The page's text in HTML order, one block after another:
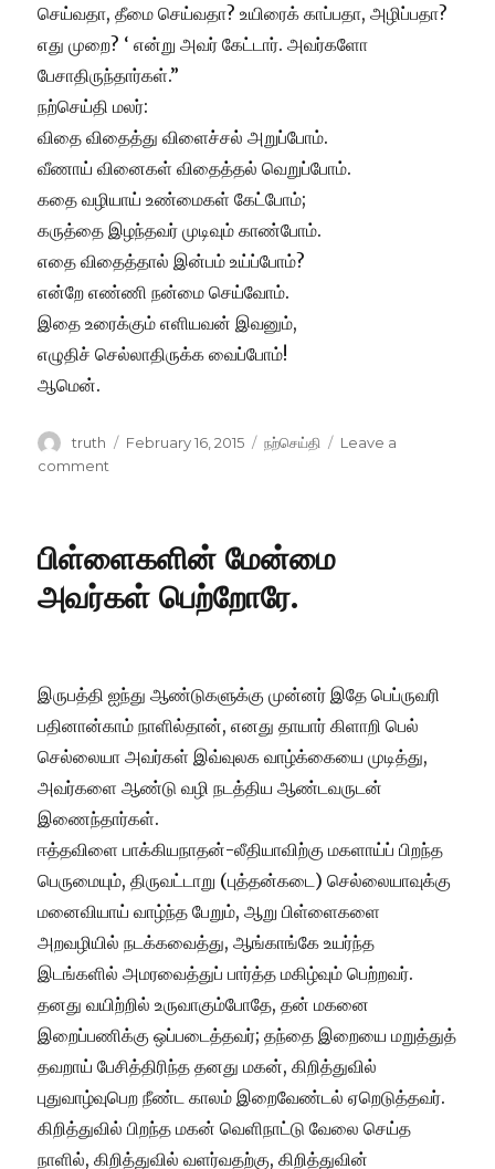
செய்வதா, தீமை செய்வதா? உயிரைக் காப்பதா, அழிப்பதா?
எது முறை? ‘ என்று அவர் கேட்டார். அவர்களோ
பேசாதிருந்தார்கள்.”
நற்செய்தி மலர்:
விதை விதைத்து விளைச்சல் அறுப்போம்.
வீணாய் வினைகள் விதைத்தல் வெறுப்போம்.
கதை வழியாய் உண்மைகள் கேட்போம்;
கருத்தை இழந்தவர் முடிவும் காண்போம்.
எதை விதைத்தால் இன்பம் உய்ப்போம்?
என்றே எண்ணி நன்மை செய்வோம்.
இதை உரைக்கும் எளியவன் இவனும்,
எழுதிச் செல்லாதிருக்க வைப்போம்!
ஆமென்.
Author
truth
Posted
February 16, 2015 Categories
நற்செய்தி
Leave a
comment
உய்ப்போம்?
பிள்ளைகளின் மேன்மை
அவர்கள் பெற்றோரே.
​இருபத்தி ஐந்து ஆண்டுகளுக்கு முன்னர் இதே பெப்ருவரி
பதினான்காம் நாளில்தான், எனது தாயார் கிளாறி பெல்
செல்லையா அவர்கள் இவ்வுலக வாழ்க்கையை முடித்து,
அவர்களை ஆண்டு வழி நடத்திய ஆண்டவருடன்
இணைந்தார்கள்.
ஈத்தவிளை பாக்கியநாதன்-லீதியாவிற்கு மகளாய்ப் பிறந்த
பெருமையும், திருவட்டாறு (புத்தன்கடை) செல்லையாவுக்கு
மனைவியாய் வாழ்ந்த பேறும், ஆறு பிள்ளைகளை
அறவழியில் நடக்கவைத்து, ஆங்காங்கே உயர்ந்த
இடங்களில் அமரவைத்துப் பார்த்த மகிழ்வும் பெற்றவர்.
தனது வயிற்றில் உருவாகும்போதே, தன் மகனை
இறைப்பணிக்கு ஒப்படைத்தவர்; தந்தை இறையை மறுத்துத்
தவறாய் பேசித்திரிந்த தனது மகன், கிறித்துவில்
புதுவாழ்வுபெற நீண்ட காலம் இறைவேண்டல் ஏறெடுத்தவர்.
கிறித்துவில் பிறந்த மகன் வெளிநாட்டு வேலை செய்த
நாளில், கிறித்துவில் வளர்வதற்கு, கிறித்துவின்